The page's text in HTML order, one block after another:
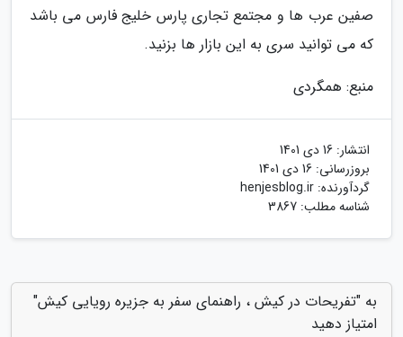
صفین عرب ها و مجتمع تجاری پارس خلیج فارس می باشد
که می توانید سری به این بازار ها بزنید.
منبع: همگردی
انتشار: 16 دی 1401
بروزرسانی: 16 دی 1401
گردآورنده: henjesblog.ir
شناسه مطلب: 3867
به "تفریحات در کیش ، راهنمای سفر به جزیره رویایی کیش"
امتیاز دهید